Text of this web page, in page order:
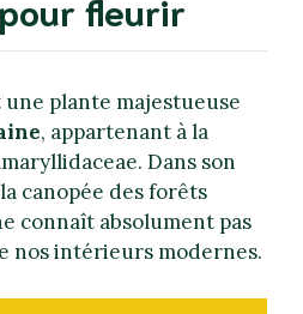
fleurir
une plante majestueuse
, appartenant à la
Dans son
canopée des forêts
connaît absolument pas
nos intérieurs modernes.